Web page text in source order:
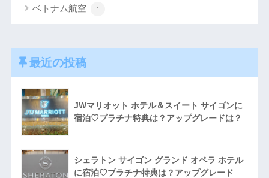
ベトナム航空 1
最近の投稿
JWマリオット ホテル＆スイート サイゴンに
宿泊♡プラチナ特典は？アップグレードは？
シェラトン サイゴン グランド オペラ ホテル
に宿泊♡プラチナ特典は？アップグレード